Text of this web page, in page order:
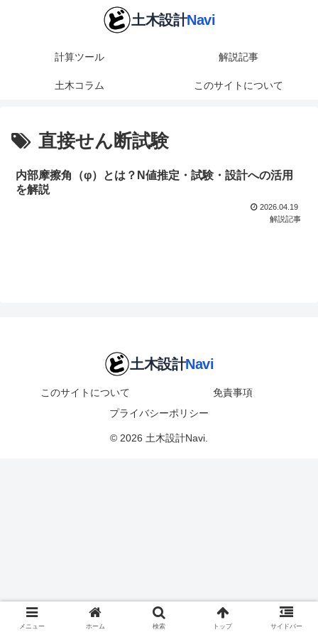
計算ツール 解説記事
土木コラム このサイトについて
直接せん断試験
内部摩擦角（φ）とは？N値推定・試験・設計への活用
を解説
2026.04.19
解説記事
このサイトについて
免責事項
プライバシーポリシー
© 2026 土木設計Navi.
メニュー ホーム 検索 トップ サイドバー